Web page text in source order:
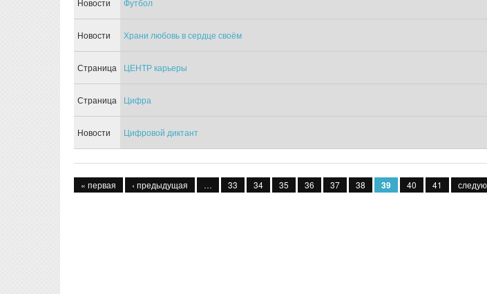
Новости Футбол
Новости Храни любовь в сердце своём
Страница ЦЕНТР карьеры
Страница Цифра
Новости Цифровой диктант
« первая ‹ предыдущая … 33 34 35 36 37 38 39 40 41